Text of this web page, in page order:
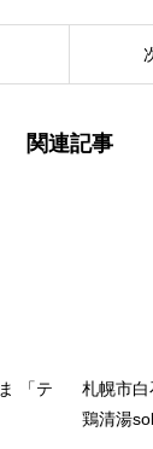
関連記事
「テ
札幌市
鶏清湯